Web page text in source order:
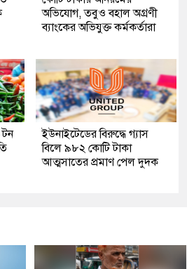
অভিযোগ, তবুও বহাল অগ্রণী
ব্যাংকের অভিযুক্ত কর্মকর্তারা
ইউনাইটেডের বিরুদ্ধে গ্যাস
বিলে ৯৮২ কোটি টাকা
আত্মসাতের প্রমাণ পেল দুদক